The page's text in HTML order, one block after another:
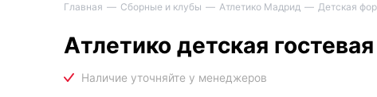
Главная Сборные и клубы Атлетико Мадрид Детская
Атлетико детская